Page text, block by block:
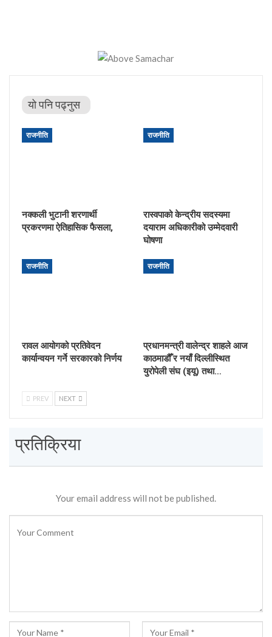
यो पनि पढ्नुस
राजनीति
नक्कली भुटानी शरणार्थी
प्रकरणमा ऐतिहासिक फैसला,
राजनीति
रास्वपाको केन्द्रीय सदस्यमा
दयाराम अधिकारीको उम्मेदवारी
घोषणा
राजनीति
रावल आयोगको प्रतिवेदन
कार्यान्वयन गर्ने सरकारको निर्णय
राजनीति
प्रधानमन्त्री वालेन्द्र शाहले आज
काठमाडौँ र नयाँ दिल्लीस्थित
युरोपेली संघ (इयू) तथा…
PREV NEXT
प्रतिक्रिया
Your email address will not be published.